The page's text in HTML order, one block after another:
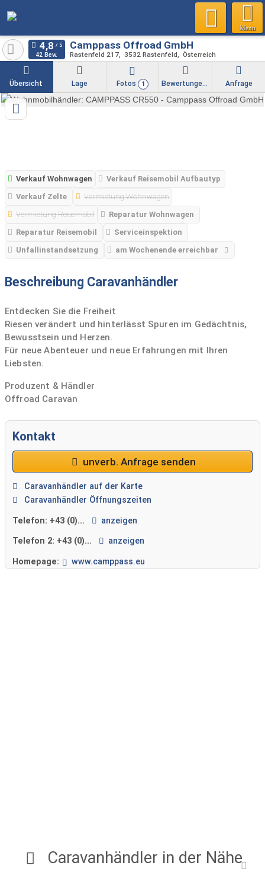
Menu
Camppass Offroad GmbH
Rastenfeld 217 3532 Rastenfeld Österreich
42 Bew.
Übersicht Lage Fotos 1 Bewertungen Anfrage
Verkauf Wohnwagen
Verkauf Reisemobil Aufbautyp
Verkauf Zelte
Vermietung Wohnwagen
Vermietung Reisemobil
Reparatur Wohnwagen
Reparatur Reisemobil
Serviceinspektion
Unfallinstandsetzung
am Wochenende erreichbar
Beschreibung Caravanhändler
Entdecken Sie die Freiheit
Riesen verändert und hinterlässt Spuren im Gedächtnis,
Bewusstsein und Herzen.
Für neue Abenteuer und neue Erfahrungen mit Ihren
Liebsten.
Produzent & Händler
Offroad Caravan
Kontakt
unverb. Anfrage senden
Caravanhändler auf der Karte
Caravanhändler Öffnungszeiten
Telefon: +43 (0)... anzeigen
Telefon 2: +43 (0)... anzeigen
Homepage: www.camppass.eu
Caravanhändler in der Nähe